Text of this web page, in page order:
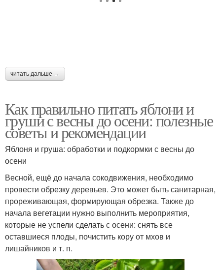
читать дальше →
Как правильно питать яблони и
груши с весны до осени: полезные
советы и рекомендации
Яблоня и груша: обработки и подкормки с весны до
осени
Весной, ещё до начала сокодвижения, необходимо
провести обрезку деревьев. Это может быть санитарная,
прореживающая, формирующая обрезка. Также до
начала вегетации нужно выполнить мероприятия,
которые не успели сделать с осени: снять все
оставшиеся плоды, почистить кору от мхов и
лишайников и т. п.